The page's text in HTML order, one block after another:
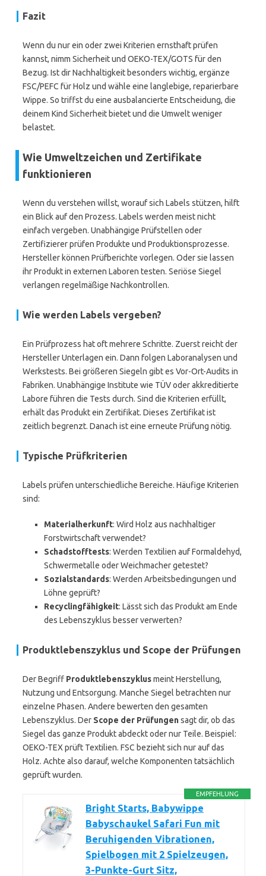
Fazit
Wenn du nur ein oder zwei Kriterien ernsthaft prüfen
kannst, nimm Sicherheit und OEKO-TEX/GOTS für den
Bezug. Ist dir Nachhaltigkeit besonders wichtig, ergänze
FSC/PEFC für Holz und wähle eine langlebige, reparierbare
Wippe. So triffst du eine ausbalancierte Entscheidung, die
deinem Kind Sicherheit bietet und die Umwelt weniger
belastet.
Wie Umweltzeichen und Zertifikate
funktionieren
Wenn du verstehen willst, worauf sich Labels stützen, hilft
ein Blick auf den Prozess. Labels werden meist nicht
einfach vergeben. Unabhängige Prüfstellen oder
Zertifizierer prüfen Produkte und Produktionsprozesse.
Hersteller können Prüfberichte vorlegen. Oder sie lassen
ihr Produkt in externen Laboren testen. Seriöse Siegel
verlangen regelmäßige Nachkontrollen.
Wie werden Labels vergeben?
Ein Prüfprozess hat oft mehrere Schritte. Zuerst reicht der
Hersteller Unterlagen ein. Dann folgen Laboranalysen und
Werkstests. Bei größeren Siegeln gibt es Vor-Ort-Audits in
Fabriken. Unabhängige Institute wie TÜV oder akkreditierte
Labore führen die Tests durch. Sind die Kriterien erfüllt,
erhält das Produkt ein Zertifikat. Dieses Zertifikat ist
zeitlich begrenzt. Danach ist eine erneute Prüfung nötig.
Typische Prüfkriterien
Labels prüfen unterschiedliche Bereiche. Häufige Kriterien
sind:
Materialherkunft: Wird Holz aus nachhaltiger
Forstwirtschaft verwendet?
Schadstofftests: Werden Textilien auf Formaldehyd,
Schwermetalle oder Weichmacher getestet?
Sozialstandards: Werden Arbeitsbedingungen und
Löhne geprüft?
Recyclingfähigkeit: Lässt sich das Produkt am Ende
des Lebenszyklus besser verwerten?
Produktlebenszyklus und Scope der Prüfungen
Der Begriff Produktlebenszyklusmeint Herstellung,
Nutzung und Entsorgung. Manche Siegel betrachten nur
einzelne Phasen. Andere bewerten den gesamten
Lebenszyklus. Der Scope der Prüfungensagt dir, ob das
Siegel das ganze Produkt abdeckt oder nur Teile. Beispiel:
OEKO-TEX prüft Textilien. FSC bezieht sich nur auf das
Holz. Achte also darauf, welche Komponenten tatsächlich
geprüft wurden.
EMPFEHLUNG
Bright Starts, Babywippe
Babyschaukel Safari Fun mit
Beruhigenden Vibrationen,
Spielbogen mit 2 Spielzeugen,
3-Punkte-Gurt Sitz,